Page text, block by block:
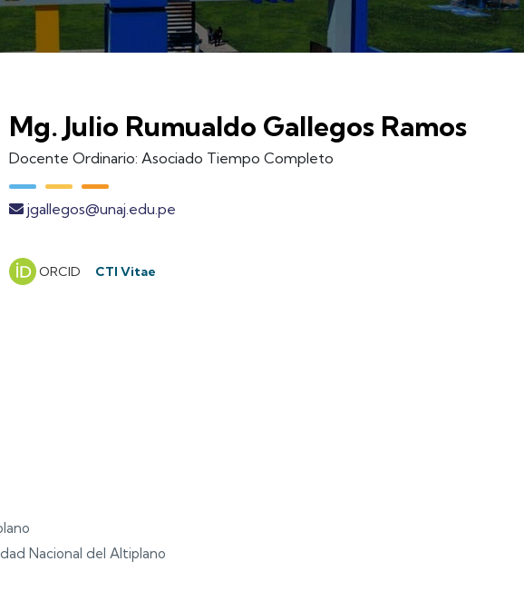
Mg. Julio Rumualdo Gallegos Ramos
Docente Ordinario: Asociado Tiempo Completo
jgallegos@unaj.edu.pe
ORCID CTI Vitae
Nacional del Altiplano